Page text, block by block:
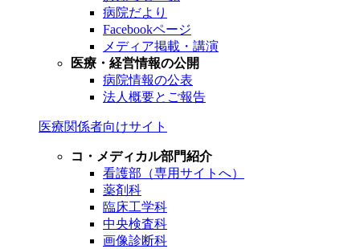
病院だより
Facebookページ
メディア掲載・講演
医療・経営情報の公開
病院情報の公表
法人概要とご報告
医療関係者向けサイト
コ・メディカル部門紹介
看護部（専用サイトへ）
薬剤科
臨床工学科
中央検査科
画像診断科